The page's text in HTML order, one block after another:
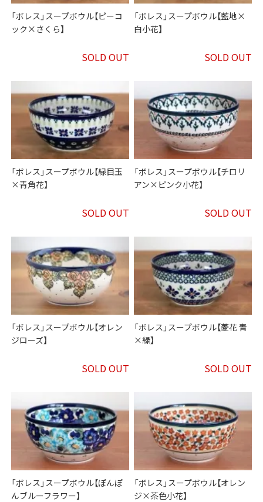
「ボレス」スープボウル【ピーコ
ック×さくら】
SOLD OUT
「ボレス」スープボウル【藍地×
白小花】
SOLD OUT
「ボレス」スープボウル【緑目玉
×青角花】
SOLD OUT
「ボレス」スープボウル【チロリ
アン×ピンク小花】
SOLD OUT
「ボレス」スープボウル【オレン
ジローズ】
SOLD OUT
「ボレス」スープボウル【菱花 青
×緑】
SOLD OUT
「ボレス」スープボウル【ぽんぽ
んブルーフラワー】
「ボレス」スープボウル【オレン
ジ×茶色小花】